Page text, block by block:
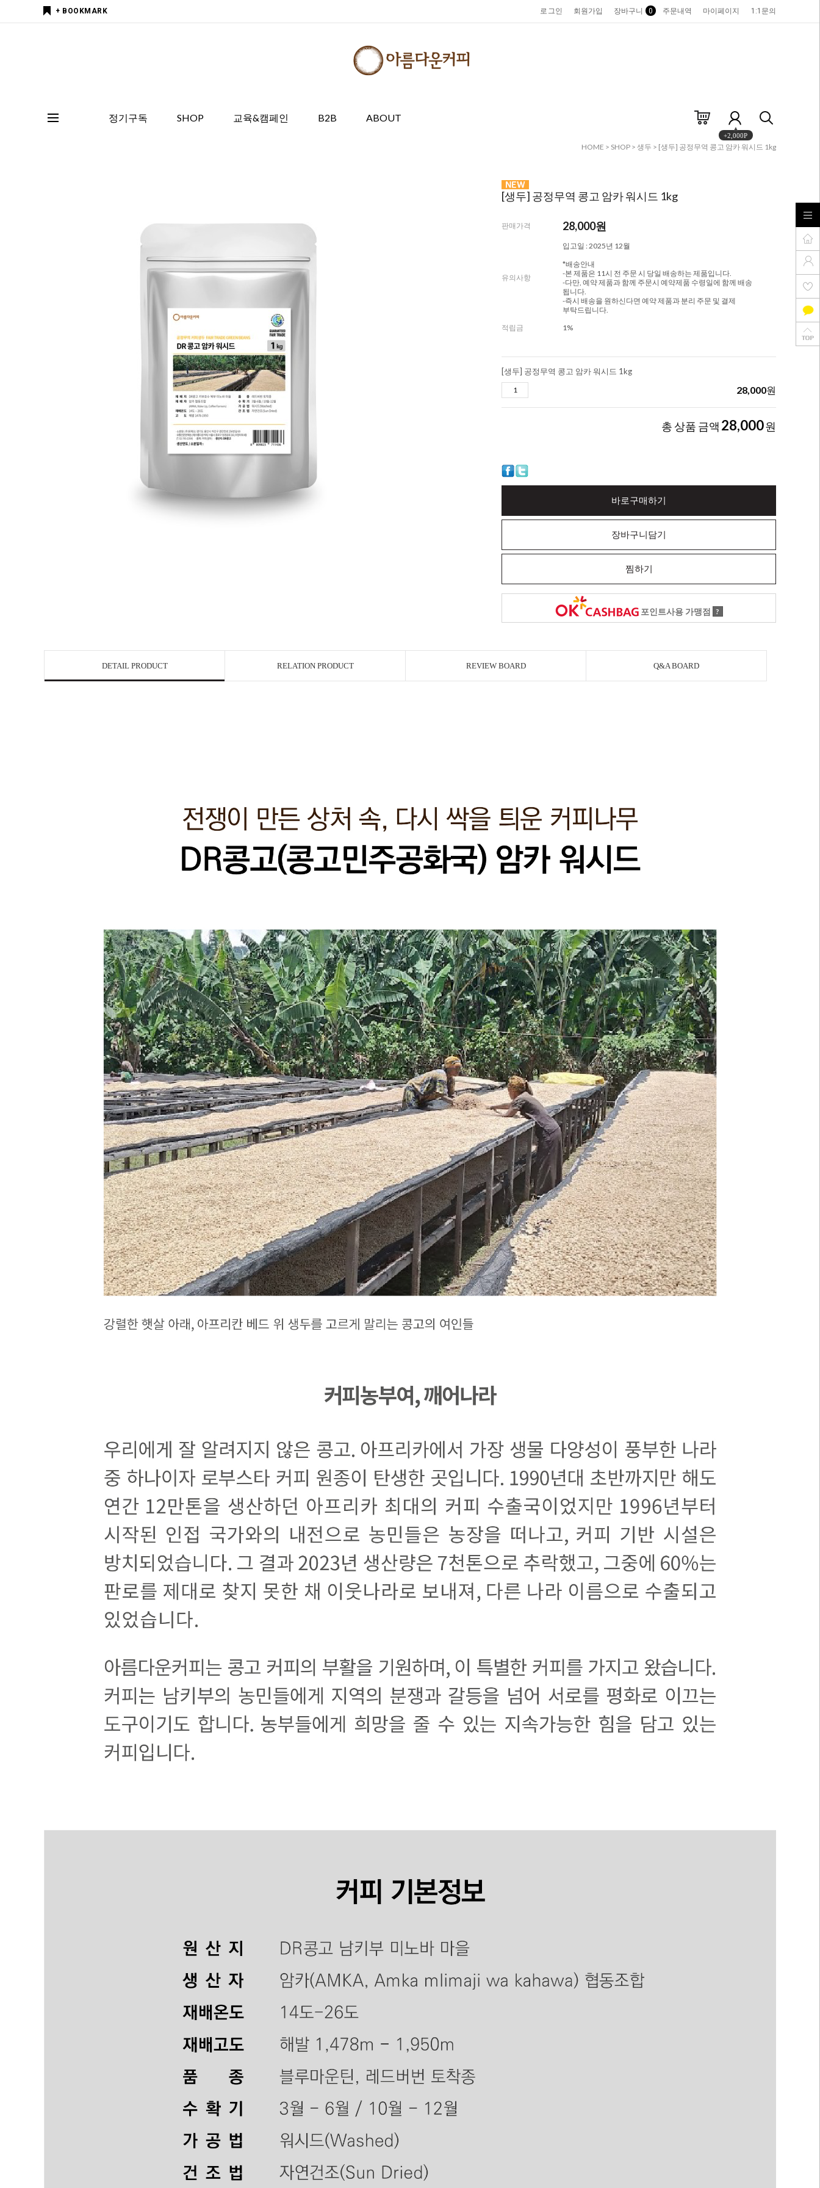
+ BOOKMARK 로그인 회원가입 장바구니 0 주문내역 마이페이지 1:1문의
정기구독 SHOP 교육&캠페인 B2B ABOUT
+2,000P
HOME > SHOP > 생두 > [생두] 공정무역 콩고 암카 워시드 1kg
[생두] 공정무역 콩고 암카 워시드 1kg
판매가격 28,000원
유의사항
입고일 : 2025년 12월
*배송안내
-본 제품은 11시 전 주문 시 당일 배송하는 제품입니다.
-다만, 예약 제품과 함께 주문시 예약제품 수령일에 함께 배송
됩니다.
-즉시 배송을 원하신다면 예약 제품과 분리 주문 및 결제
부탁드립니다.
적립금
1%
[생두] 공정무역 콩고 암카 워시드 1kg
28,000원
총 상품 금액 28,000원
바로구매하기
장바구니담기
찜하기
포인트사용 가맹점 ?
DETAIL PRODUCT RELATION PRODUCT REVIEW BOARD Q&A BOARD